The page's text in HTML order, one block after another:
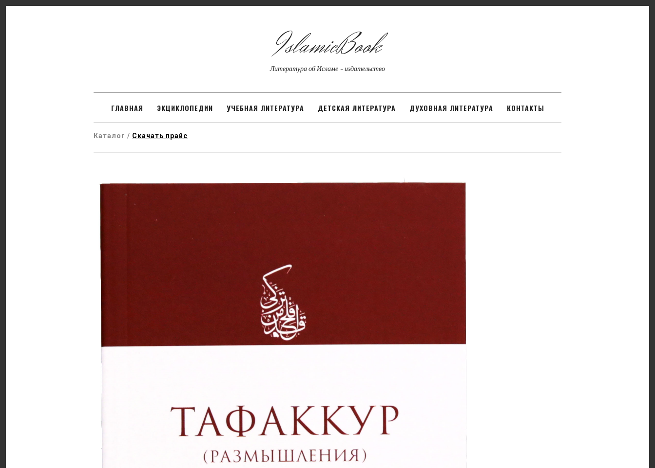
IslamicBook
Литература об Исламе - издательство
SKIP TO CONTENT
ГЛАВНАЯ ЭКЦИКЛОПЕДИИ УЧЕБНАЯ ЛИТЕРАТУРА ДЕТСКАЯ ЛИТЕРАТУРА ДУХОВНАЯ ЛИТЕРАТУРА КОНТАКТЫ
Каталог / Скачать прайс